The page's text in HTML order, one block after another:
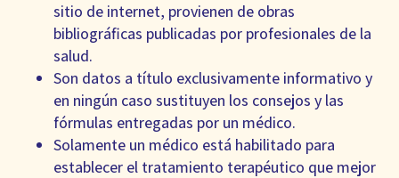
sitio de internet, provienen de obras
bibliográficas publicadas por profesionales de la
salud.
Son datos a título exclusivamente informativo y
en ningún caso sustituyen los consejos y las
fórmulas entregadas por un médico.
Solamente un médico está habilitado para
establecer el tratamiento terapéutico que mejor